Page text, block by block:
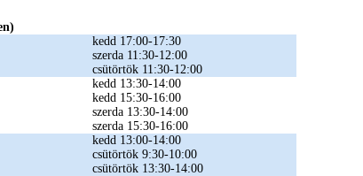
kedd 17:00-17:30
szerda 11:30-12:00
csütörtök 11:30-12:00
kedd 13:30-14:00
kedd 15:30-16:00
szerda 13:30-14:00
szerda 15:30-16:00
kedd 13:00-14:00
csütörtök 9:30-10:00
csütörtök 13:30-14:00